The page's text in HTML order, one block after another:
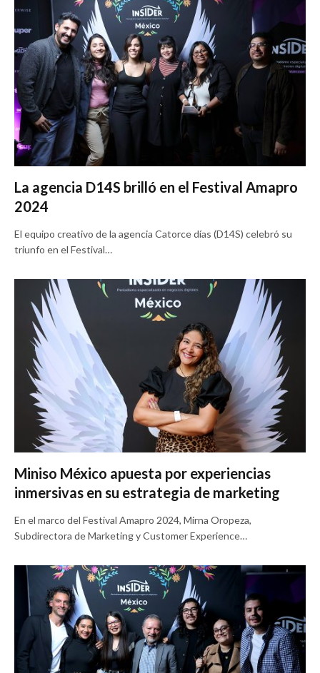
La agencia D14S brilló en el Festival Amapro
2024
El equipo creativo de la agencia Catorce días (D14S) celebró su
triunfo en el Festival…
Miniso México apuesta por experiencias
inmersivas en su estrategia de marketing
En el marco del Festival Amapro 2024, Mirna Oropeza,
Subdirectora de Marketing y Customer Experience…